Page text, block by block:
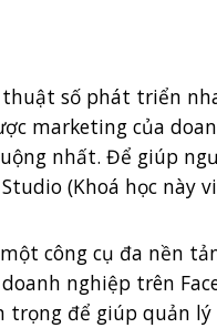
số phát triển
marketing của
nhất. Để giúp
Studio (Khoá học
công cụ đa nền
nghiệp trên
trọng để giúp quản